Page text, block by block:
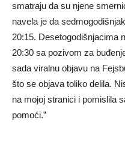
smatraju da su njene
navela je da
20:15. Desetogodišnjacima
20:30 sa pozivom za
sada viralnu objavu na
što se objava toliko delila.
na mojoj stranici i pomislila
pomoći.”